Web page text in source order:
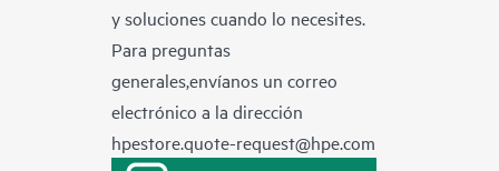
y soluciones cuando lo necesites.
Para preguntas
generales,envíanos un correo
electrónico a la dirección
hpestore.quote-request@hpe.com